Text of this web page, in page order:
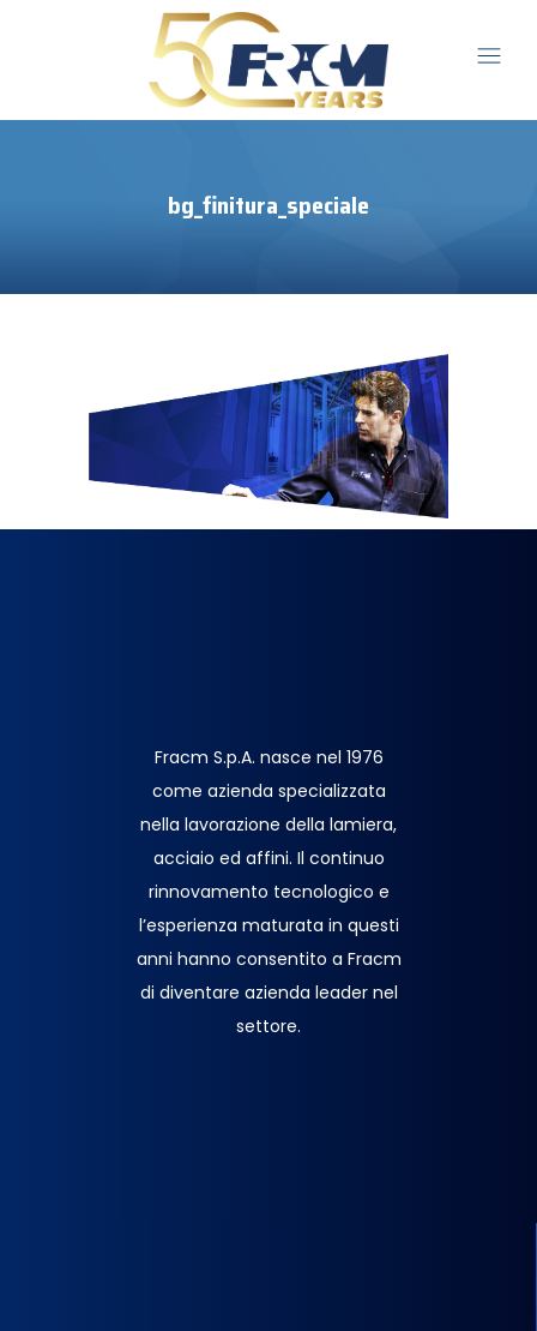
bg_finitura_speciale
Fracm S.p.A. nasce nel 1976
come azienda specializzata
nella lavorazione della lamiera,
acciaio ed affini. Il continuo
rinnovamento tecnologico e
l’esperienza maturata in questi
anni hanno consentito a Fracm
di diventare azienda leader nel
settore.